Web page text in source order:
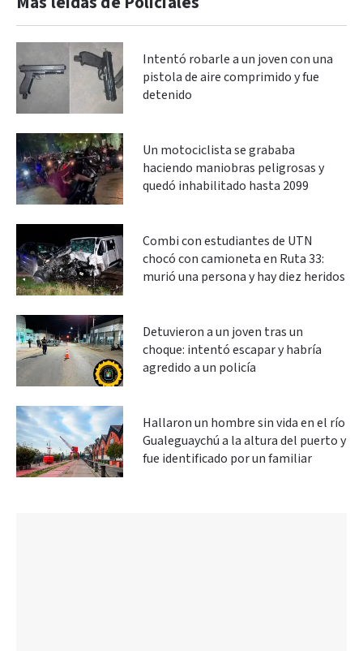
Intentó robarle a un joven con una
pistola de aire comprimido y fue
detenido
Un motociclista se grababa
haciendo maniobras peligrosas y
quedó inhabilitado hasta 2099
Combi con estudiantes de UTN
chocó con camioneta en Ruta 33:
murió una persona y hay diez heridos
Detuvieron a un joven tras un
choque: intentó escapar y habría
agredido a un policía
Hallaron un hombre sin vida en el río
Gualeguaychú a la altura del puerto y
fue identificado por un familiar